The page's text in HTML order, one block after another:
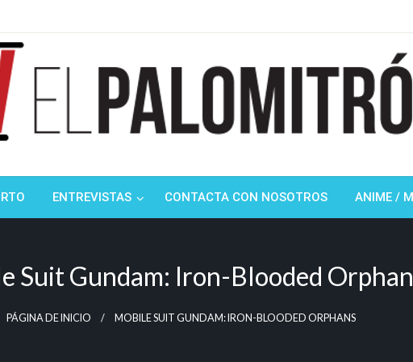
ENTREVISTAS CONTACTA CON NOSOTROS ANIME /
Suit Gundam: Iron-Blooded
PÁGINA DE INICIO MOBILE SUIT GUNDAM: IRON-BLOODED ORPHANS